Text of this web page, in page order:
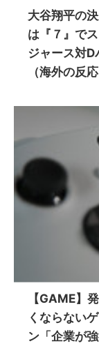
大谷翔平の
は『７』で
ジャース対D
（海外の反応
【GAME】
くならない
ン「企業が